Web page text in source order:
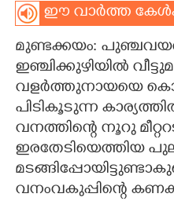
LIFESTYLE
SPIRITUAL
INFO+
ART
ASTRO
ഈ വാർത്ത
മുണ്ടക്കയം:
ഇഞ്ചിക്കുഴിയിൽ
വളർത്തുനായയെ
പിടികൂടുന്ന
വനത്തിന്റെ നൂറു
ഇരതേടിയെത്തിയ
വനംവകുപ്പിന്റെ